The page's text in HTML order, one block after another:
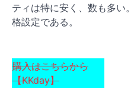
ティは特に安く、数も多い
格設定である。
購入はこちらから
【KKday】